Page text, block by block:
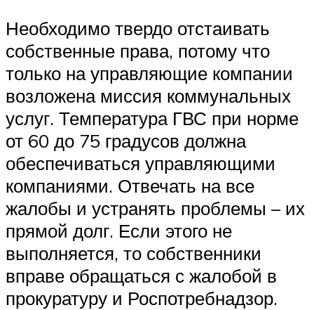
Необходимо твердо отстаивать
собственные права, потому что
только на управляющие компании
возложена миссия коммунальных
услуг. Температура ГВС при норме
от 60 до 75 градусов должна
обеспечиваться управляющими
компаниями. Отвечать на все
жалобы и устранять проблемы – их
прямой долг. Если этого не
выполняется, то собственники
вправе обращаться с жалобой в
прокуратуру и Роспотребнадзор.